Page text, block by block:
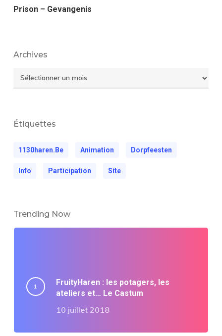
Prison – Gevangenis
Archives
Archives
Étiquettes
1130haren.be Animation Dorpfeesten
Info Participation Site
Trending Now
FruityHaren : les potagers, les
ateliers et… Le Castum
10 juillet 2018